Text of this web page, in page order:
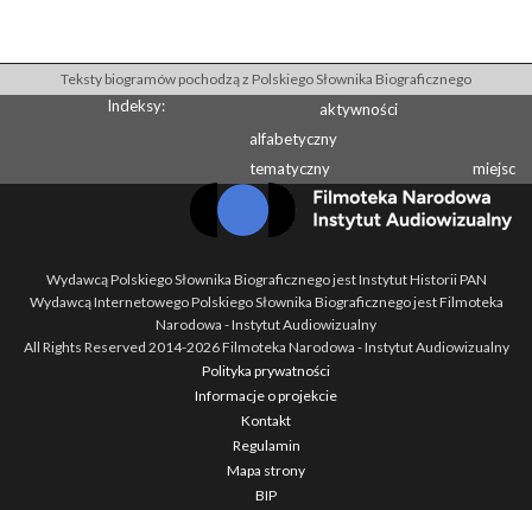
Teksty biogramów pochodzą z Polskiego Słownika Biograficznego
Indeksy:
aktywności
alfabetyczny
tematyczny
miejsc
Wydawcą Polskiego Słownika Biograficznego jest Instytut Historii PAN
Wydawcą Internetowego Polskiego Słownika Biograficznego jest Filmoteka
Narodowa - Instytut Audiowizualny
All Rights Reserved 2014-2026Filmoteka Narodowa - Instytut Audiowizualny
Polityka prywatności
Informacje o projekcie
Kontakt
Regulamin
Mapa strony
BIP